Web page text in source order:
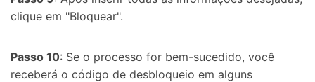
clique em "Bloquear".
Passo 10: Se o processo for bem-sucedido, você
receberá o código de desbloqueio em alguns